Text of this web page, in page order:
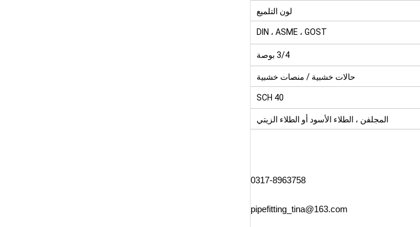
لون التلميع
DIN ، ASME ، GOST
3/4 بوصة
حالات خشبية / منصات خشبية
SCH 40
المجلفن ، الطلاء الأسود أو الطلاء الزيتي
0317-8963758
pipefitting_tina@163.com